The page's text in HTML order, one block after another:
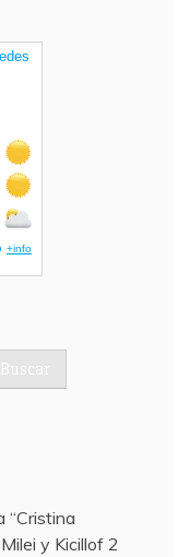
Buscar
“Cristina
y Kicillof 2